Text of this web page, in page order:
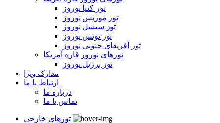
تور کنیا نوروز
تور موریس نوروز
تور سیشل نوروز
تور تونس نوروز
تور آفریقای جنوبی نوروز
تورهای نوروز قاره آمریکا
تور برزیل نوروز
مدارک ویزا
ارتباط با ما
درباره ما
تماس با ما
تورهای خارجی